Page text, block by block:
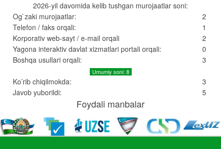
2026-yil davomida kelib tushgan murojaatlar soni:
Og`zaki murojaatlar:
2
Telefon / faks orqali:
1
Korporativ web-sayt / e-mail orqali
2
Yagona interaktiv davlat xizmatlari portali orqali:
0
Boshqa usullari orqali:
3
Umumiy soni: 8
Ko’rib chiqilmokda:
3
Javob yuborildi:
5
Foydali manbalar